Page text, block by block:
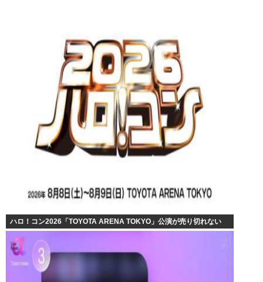
ハロ！コン2026「TOYOTA ARENA TOKYO」公演が売り切れない